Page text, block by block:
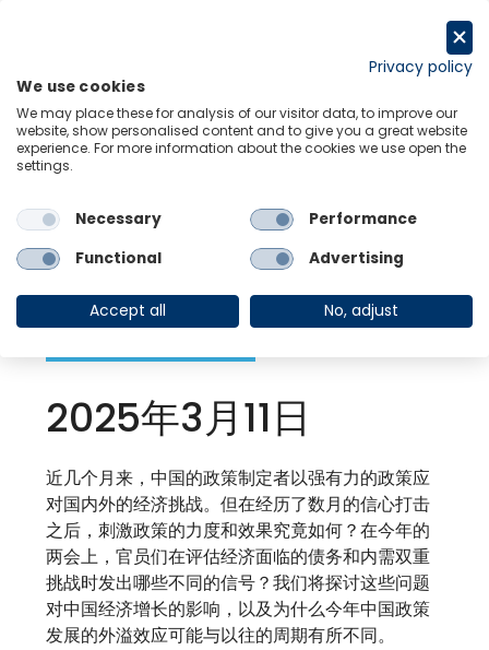
Menu Links
Back to Events
中国两会后：启示与
展望
2025年3月11日
近几个月来，中国的政策制定者以强有力的政策应
对国内外的经济挑战。但在经历了数月的信心打击
之后，刺激政策的力度和效果究竟如何？在今年的
两会上，官员们在评估经济面临的债务和内需双重
挑战时发出哪些不同的信号？我们将探讨这些问题
对中国经济增长的影响，以及为什么今年中国政策
发展的外溢效应可能与以往的周期有所不同。
Privacy policy
We use cookies
We may place these for analysis of our visitor data, to improve our
website, show personalised content and to give you a great website
experience. For more information about the cookies we use open the
settings.
Necessary
Performance
Functional
Advertising
Accept all No, adjust